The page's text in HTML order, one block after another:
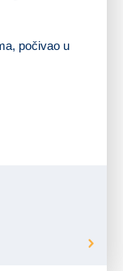
počivao u